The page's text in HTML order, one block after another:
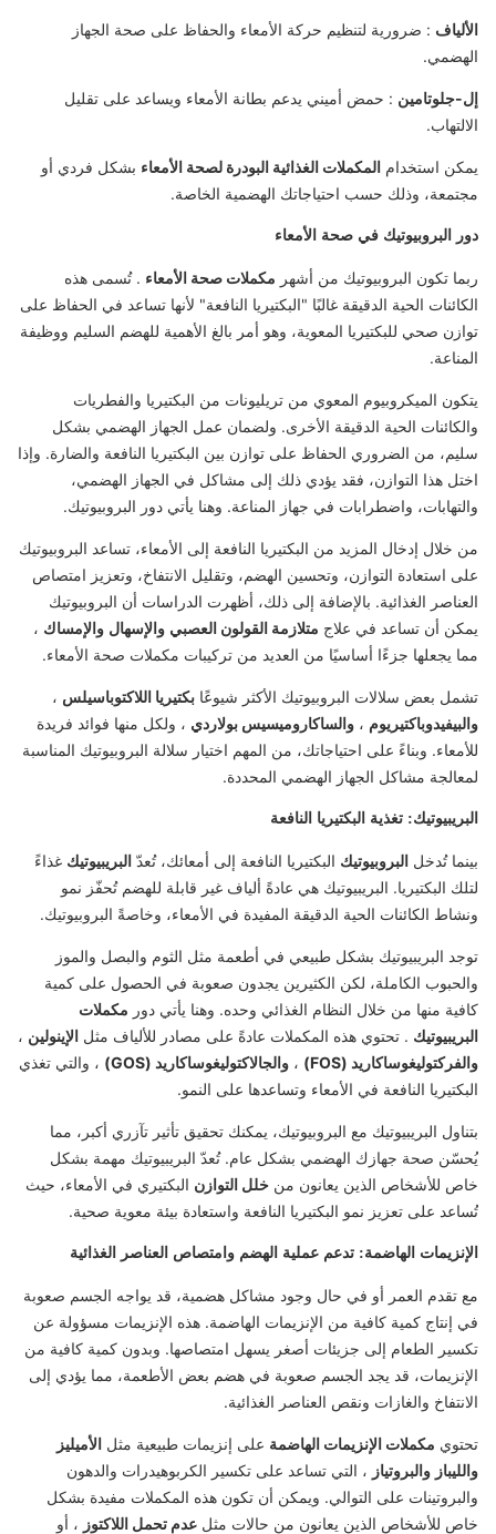
الألياف : ضرورية لتنظيم حركة الأمعاء والحفاظ على صحة الجهاز
الهضمي.
إل-جلوتامين : حمض أميني يدعم بطانة الأمعاء ويساعد على تقليل
الالتهاب.
يمكن استخدام المكملات الغذائية البودرة لصحة الأمعاء بشكل فردي أو
مجتمعة، وذلك حسب احتياجاتك الهضمية الخاصة.
دور البروبيوتيك في صحة الأمعاء
ربما تكون البروبيوتيك من أشهر مكملات صحة الأمعاء . تُسمى هذه
الكائنات الحية الدقيقة غالبًا "البكتيريا النافعة" لأنها تساعد في الحفاظ على
توازن صحي للبكتيريا المعوية، وهو أمر بالغ الأهمية للهضم السليم ووظيفة
المناعة.
يتكون الميكروبيوم المعوي من تريليونات من البكتيريا والفطريات
والكائنات الحية الدقيقة الأخرى. ولضمان عمل الجهاز الهضمي بشكل
سليم، من الضروري الحفاظ على توازن بين البكتيريا النافعة والضارة. وإذا
اختل هذا التوازن، فقد يؤدي ذلك إلى مشاكل في الجهاز الهضمي،
والتهابات، واضطرابات في جهاز المناعة. وهنا يأتي دور البروبيوتيك.
من خلال إدخال المزيد من البكتيريا النافعة إلى الأمعاء، تساعد البروبيوتيك
على استعادة التوازن، وتحسين الهضم، وتقليل الانتفاخ، وتعزيز امتصاص
العناصر الغذائية. بالإضافة إلى ذلك، أظهرت الدراسات أن البروبيوتيك
يمكن أن تساعد في علاج متلازمة القولون العصبي والإسهال والإمساك ،
مما يجعلها جزءًا أساسيًا من العديد من تركيبات مكملات صحة الأمعاء.
تشمل بعض سلالات البروبيوتيك الأكثر شيوعًا بكتيريا اللاكتوباسيلس ،
والبيفيدوباكتيريوم ، والساكاروميسيس بولاردي ، ولكل منها فوائد فريدة
للأمعاء. وبناءً على احتياجاتك، من المهم اختيار سلالة البروبيوتيك المناسبة
لمعالجة مشاكل الجهاز الهضمي المحددة.
البريبيوتيك: تغذية البكتيريا النافعة
بينما تُدخل البروبيوتيك البكتيريا النافعة إلى أمعائك، تُعدّ البريبيوتيك غذاءً
لتلك البكتيريا. البريبيوتيك هي عادةً ألياف غير قابلة للهضم تُحفّز نمو
ونشاط الكائنات الحية الدقيقة المفيدة في الأمعاء، وخاصةً البروبيوتيك.
توجد البريبيوتيك بشكل طبيعي في أطعمة مثل الثوم والبصل والموز
والحبوب الكاملة، لكن الكثيرين يجدون صعوبة في الحصول على كمية
كافية منها من خلال النظام الغذائي وحده. وهنا يأتي دور مكملات
البريبيوتيك . تحتوي هذه المكملات عادةً على مصادر للألياف مثل الإينولين ،
والفركتوليغوساكاريد (FOS)
، والجالاكتوليغوساكاريد (GOS)
، والتي تغذي
البكتيريا النافعة في الأمعاء وتساعدها على النمو.
بتناول البريبيوتيك مع البروبيوتيك، يمكنك تحقيق تأثير تآزري أكبر، مما
يُحسّن صحة جهازك الهضمي بشكل عام. تُعدّ البريبيوتيك مهمة بشكل
خاص للأشخاص الذين يعانون من خلل التوازن البكتيري في الأمعاء، حيث
تُساعد على تعزيز نمو البكتيريا النافعة واستعادة بيئة معوية صحية.
الإنزيمات الهاضمة: تدعم عملية الهضم وامتصاص العناصر الغذائية
مع تقدم العمر أو في حال وجود مشاكل هضمية، قد يواجه الجسم صعوبة
في إنتاج كمية كافية من الإنزيمات الهاضمة. هذه الإنزيمات مسؤولة عن
تكسير الطعام إلى جزيئات أصغر يسهل امتصاصها. وبدون كمية كافية من
الإنزيمات، قد يجد الجسم صعوبة في هضم بعض الأطعمة، مما يؤدي إلى
الانتفاخ والغازات ونقص العناصر الغذائية.
تحتوي مكملات الإنزيمات الهاضمة على إنزيمات طبيعية مثل الأميليز
والليباز والبروتياز ، التي تساعد على تكسير الكربوهيدرات والدهون
والبروتينات على التوالي. ويمكن أن تكون هذه المكملات مفيدة بشكل
خاص للأشخاص الذين يعانون من حالات مثل عدم تحمل اللاكتوز ، أو